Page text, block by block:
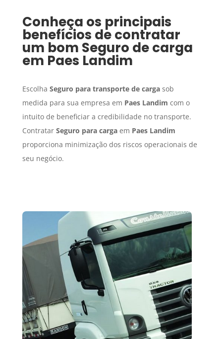
Conheça os principais
benefícios de contratar
um bom Seguro de carga
em Paes Landim
Escolha Seguro para transporte de cargasob
medida para sua empresa em Paes Landim com o
intuito de beneficiar a credibilidade no transporte.
Contratar Seguro para cargaem Paes Landim
proporciona minimização dos riscos operacionais de
seu negócio.